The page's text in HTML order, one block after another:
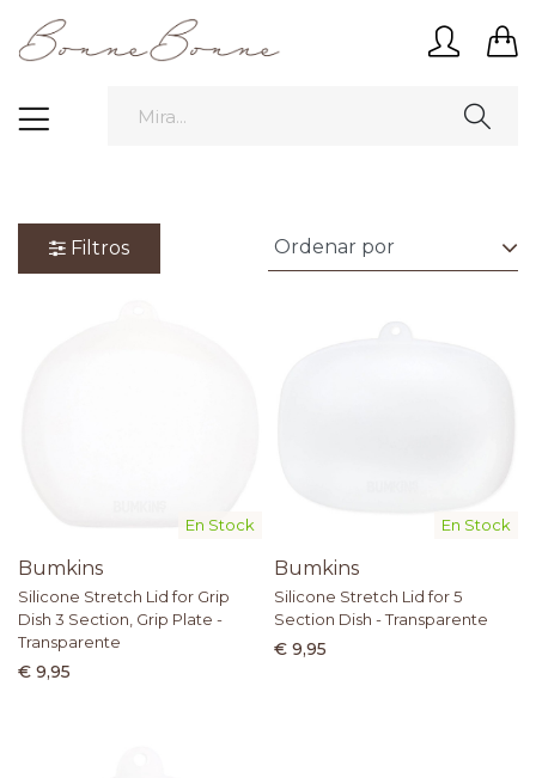
Filtros
En Stock
Bumkins
Silicone Stretch Lid for Grip
Dish 3 Section, Grip Plate -
Transparente
€ 9,95
En Stock
Bumkins
Silicone Stretch Lid for 5
Section Dish - Transparente
€ 9,95